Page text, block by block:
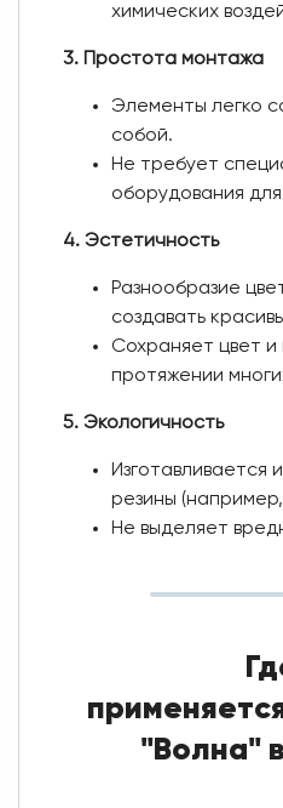
химических
3. Простота монтажа
Элементы легко
собой.
Не требует
оборудования
4. Эстетичность
Разнообразие
создавать
Сохраняет цвет
протяжении
5. Экологичность
Изготавливается
резины
Не выделяет
"Волна"